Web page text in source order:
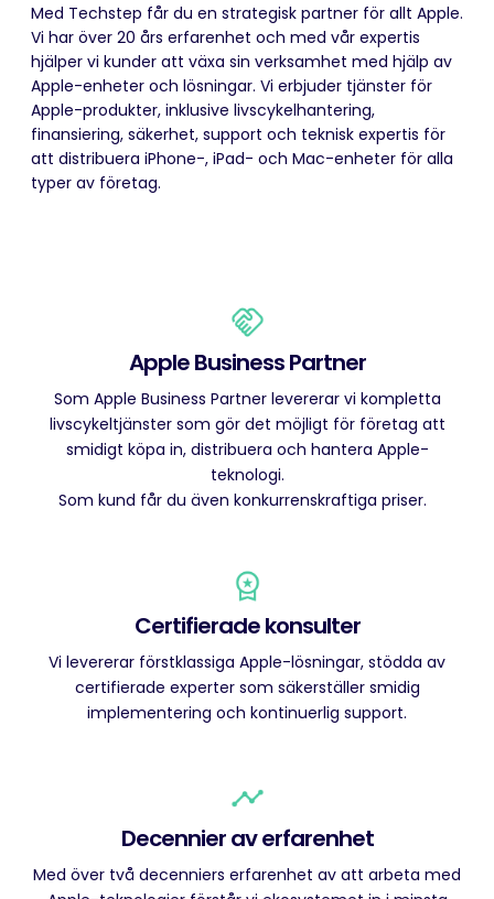
Med Techstep får du en strategisk partner för allt Apple.
Vi har över 20 års erfarenhet och med vår expertis
hjälper vi kunder att växa sin verksamhet med hjälp av
Apple-enheter och lösningar. Vi erbjuder tjänster för
Apple-produkter, inklusive livscykelhantering,
finansiering, säkerhet, support och teknisk expertis för
att distribuera iPhone-, iPad- och Mac-enheter för alla
typer av företag.
Apple Business Partner
Som Apple Business Partner levererar vi kompletta
livscykeltjänster som gör det möjligt för företag att
smidigt köpa in, distribuera och hantera Apple-
teknologi.
Som kund får du även konkurrenskraftiga priser.
Certifierade konsulter
Vi levererar förstklassiga Apple-lösningar, stödda av
certifierade experter som säkerställer smidig
implementering och kontinuerlig support.
Decennier av erfarenhet
Med över två decenniers erfarenhet av att arbeta med